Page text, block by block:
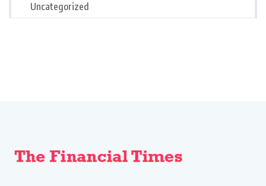
Uncategorized